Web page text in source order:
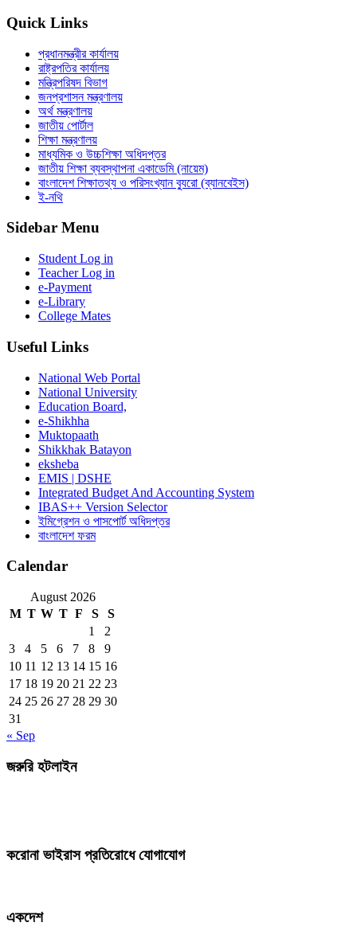
Quick Links
প্রধানমন্ত্রীর কার্যালয়
রাষ্ট্রপতির কার্যালয়
মন্ত্রিপরিষদ বিভাগ
জনপ্রশাসন মন্ত্রণালয়
অর্থ মন্ত্রণালয়
জাতীয় পোর্টাল
শিক্ষা মন্ত্রণালয়
মাধ্যমিক ও উচ্চশিক্ষা অধিদপ্তর
জাতীয় শিক্ষা ব্যবস্থাপনা একাডেমি (নায়েম)
বাংলাদেশ শিক্ষাতথ্য ও পরিসংখ্যান ব্যুরো (ব্যানবেইস)
ই-নথি
Sidebar Menu
Student Log in
Teacher Log in
e-Payment
e-Library
College Mates
Useful Links
National Web Portal
National University
Education Board,
e-Shikhha
Muktopaath
Shikkhak Batayon
eksheba
EMIS | DSHE
Integrated Budget And Accounting System
IBAS++ Version Selector
ইমিগ্রেশন ও পাসপোর্ট অধিদপ্তর
বাংলাদেশ ফরম
Calendar
August 2026
M T W T F S
S
1
2
3
4 5 6 7 8
9
10 11 12 13 14 15 16
17 18 19 20 21 22 23
24 25 26 27 28 29 30
31
« Sep
জরুরি হটলাইন
করোনা ভাইরাস প্রতিরোধে যোগাযোগ
একদেশ